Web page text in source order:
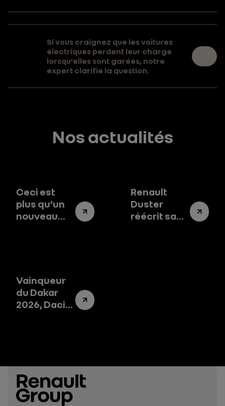
Si vous craignez que les voitures
électriques perdent leur charge
lorsqu'elles sont garées, notre
expert clarifie la question.
Nos actualités
Ceci est
plus qu’un
nouveau
Renault
Duster
réécrit sa
Vainqueur
du Dakar
2026, Dacia
série